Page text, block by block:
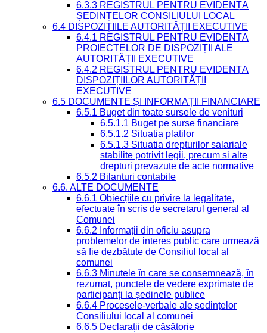
6.3.3 REGISTRUL PENTRU EVIDENȚA
ȘEDINȚELOR CONSILIULUI LOCAL
6.4 DISPOZIȚIILE AUTORITĂȚII EXECUTIVE
6.4.1 REGISTRUL PENTRU EVIDENȚA
PROIECTELOR DE DISPOZIȚII ALE
AUTORITĂȚII EXECUTIVE
6.4.2 REGISTRUL PENTRU EVIDENȚA
DISPOZIȚIILOR AUTORITĂȚII
EXECUTIVE
6.5 DOCUMENTE ȘI INFORMAȚII FINANCIARE
6.5.1 Buget din toate sursele de venituri
6.5.1.1 Buget pe surse financiare
6.5.1.2 Situatia platilor
6.5.1.3 Situatia drepturilor salariale
stabilite potrivit legii, precum si alte
drepturi prevazute de acte normative
6.5.2 Bilanturi contabile
6.6. ALTE DOCUMENTE
6.6.1 Obiecțiile cu privire la legalitate,
efectuate în scris de secretarul general al
Comunei
6.6.2 Informații din oficiu asupra
problemelor de interes public care urmează
să fie dezbătute de Consiliul local al
comunei
6.6.3 Minutele în care se consemnează, în
rezumat, punctele de vedere exprimate de
participanți la ședinele publice
6.6.4 Procesele-verbale ale ședințelor
Consiliului local al comunei
6.6.5 Declarații de căsătorie